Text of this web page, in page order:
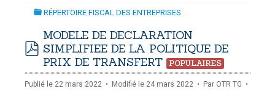
RÉPERTOIRE FISCAL DES ENTREPRISES
pdf
MODELE DE DECLARATION
SIMPLIFIEE DE LA POLITIQUE DE
PRIX DE TRANSFERT
POPULAIRES
Publié le 22 mars 2022 Modifié le 24 mars 2022 Par OTR TG